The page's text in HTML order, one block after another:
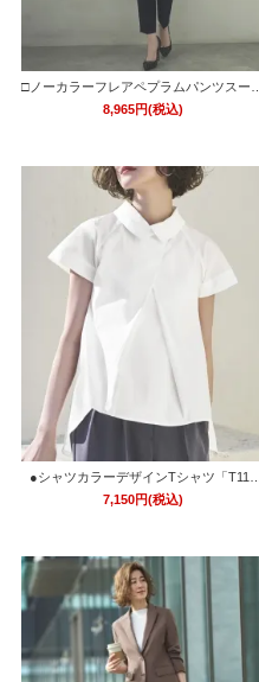
□ノーカラーフレアペプラムパンツスーツ
2点セット「SU1088」/ フォーマルセレモ
8,965円(税込)
●シャツカラーデザインTシャツ「T111
2」/ 学校行事・通勤・ビジネス・オフィ
7,150円(税込)